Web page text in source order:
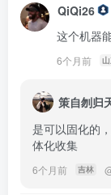
QiQi26
这个机器
6个月前
策自刎归
是可以固化的
体化收集
6个月前 吉林